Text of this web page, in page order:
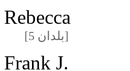
Rebecca
[5 بلدان]
Frank J.